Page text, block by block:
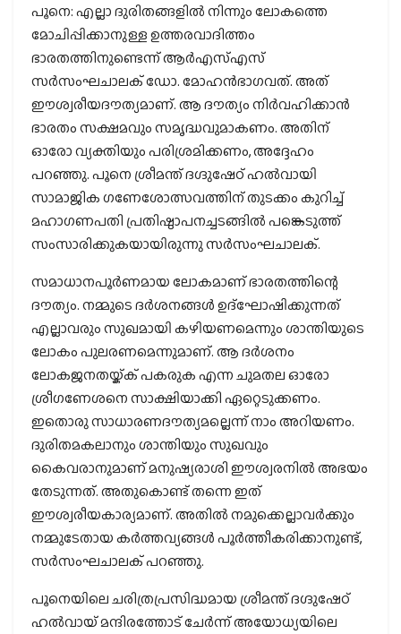
പൂനെ: എല്ലാ ദുരിതങ്ങളിൽ നിന്നും ലോകത്തെ
മോചിപ്പിക്കാനുള്ള ഉത്തരവാദിത്തം
ഭാരതത്തിനുണ്ടെന്ന് ആർഎസ്എസ്
സർസംഘചാലക് ഡോ. മോഹൻഭാഗവത്. അത്
ഈശ്വരീയദൗത്യമാണ്. ആ ദൗത്യം നിർവഹിക്കാൻ
ഭാരതം സക്ഷമവും സമൃദ്ധവുമാകണം. അതിന്
ഓരോ വ്യക്തിയും പരിശ്രമിക്കണം, അദ്ദേഹം
പറഞ്ഞു. പൂനെ ശ്രീമന്ത് ദഗ്ദുഷേഠ് ഹൽവായി
സാമാജിക ഗണേശോത്സവത്തിന് തുടക്കം കുറിച്ച്
മഹാഗണപതി പ്രതിഷ്ഠാപനച്ചടങ്ങിൽ പങ്കെടുത്ത്
സംസാരിക്കുകയായിരുന്നു സർസംഘചാലക്.
സമാധാനപൂർണമായ ലോകമാണ് ഭാരതത്തിന്റെ
ദൗത്യം. നമ്മുടെ ദർശനങ്ങൾ ഉദ്ഘോഷിക്കുന്നത്
എല്ലാവരും സുഖമായി കഴിയണമെന്നും ശാന്തിയുടെ
ലോകം പുലരണമെന്നുമാണ്. ആ ദർശനം
ലോകജനതയ്ക്ക് പകരുക എന്ന ചുമതല ഓരോ
ശ്രീഗണേശനെ സാക്ഷിയാക്കി ഏറ്റെടുക്കണം.
ഇതൊരു സാധാരണദൗത്യമല്ലെന്ന് നാം അറിയണം.
ദുരിതമകലാനും ശാന്തിയും സുഖവും
കൈവരാനുമാണ് മനുഷ്യരാശി ഈശ്വരനിൽ അഭയം
തേടുന്നത്. അതുകൊണ്ട് തന്നെ ഇത്
ഈശ്വരീയകാര്യമാണ്. അതിൽ നമുക്കെല്ലാവർക്കും
നമ്മുടേതായ കർത്തവ്യങ്ങൾ പൂർത്തീകരിക്കാനുണ്ട്,
സർസംഘചാലക് പറഞ്ഞു.
പൂനെയിലെ ചരിത്രപ്രസിദ്ധമായ ശ്രീമന്ത് ദഗ്ദുഷേഠ്
ഹൽവായ് മന്ദിരത്തോട് ചേർന്ന് അയോധ്യയിലെ